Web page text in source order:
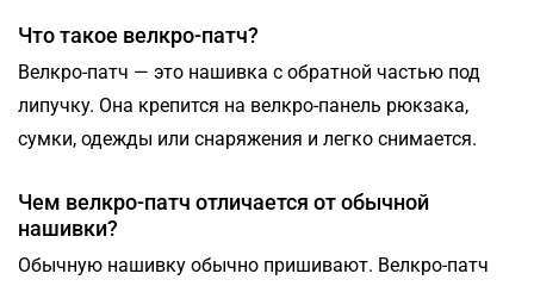
Что такое велкро-патч?
Велкро-патч — это нашивка с обратной частью под
липучку. Она крепится на велкро-панель рюкзака,
сумки, одежды или снаряжения и легко снимается.
Чем велкро-патч отличается от обычной
нашивки?
Обычную нашивку обычно пришивают. Велкро-патч